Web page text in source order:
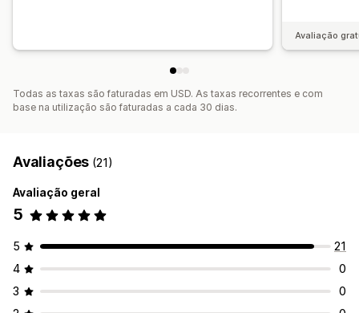
Avaliação
Todas as taxas são faturadas em USD. As taxas recorrentes e com
base na utilização são faturadas a cada 30 dias.
Avaliações (21)
Avaliação geral
5
5
21
4
0
3
0